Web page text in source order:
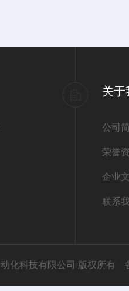
关于
公司
荣誉
企业
联系
化科技有限公司 版权所有